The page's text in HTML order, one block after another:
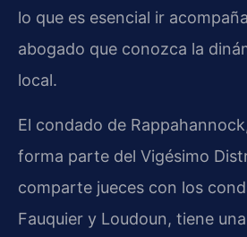
lo que es esencial ir
abogado que conozca la
local.
El condado de
forma parte del Vigésimo
comparte jueces con los
Fauquier y Loudoun, tiene